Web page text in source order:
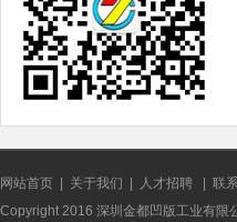
网站首页 关于我们 人才招聘
联
Copyright 2016 深圳金都凹版工业有限